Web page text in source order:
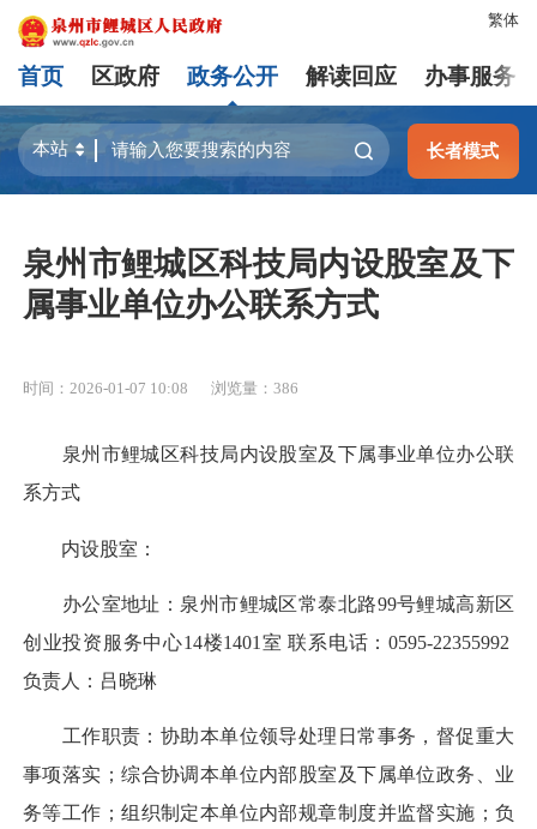
繁体
首页 区政府 政务公开 解读回应 办事服务
长者模式
泉州市鲤城区科技局内设股室及下
属事业单位办公联系方式
时间：2026-01-07 10:08 浏览量： 386
泉州市鲤城区科技局内设股室及下属事业单位办公联
系方式
内设股室：
办公室地址：泉州市鲤城区常泰北路99号鲤城高新区
创业投资服务中心14楼1401室 联系电话：0595-22355992
负责人：吕晓琳
工作职责：协助本单位领导处理日常事务，督促重大
事项落实；综合协调本单位内部股室及下属单位政务、业
务等工作；组织制定本单位内部规章制度并监督实施；负